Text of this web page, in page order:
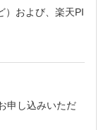
）および、楽天PI
申し込みいただ